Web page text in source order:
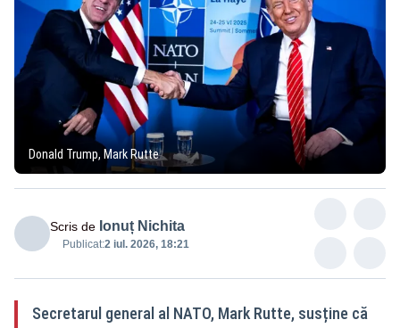
Donald Trump, Mark Rutte
Scris de Ionuț Nichita
Publicat:2 iul. 2026, 18:21
Secretarul general al NATO, Mark Rutte, susține că